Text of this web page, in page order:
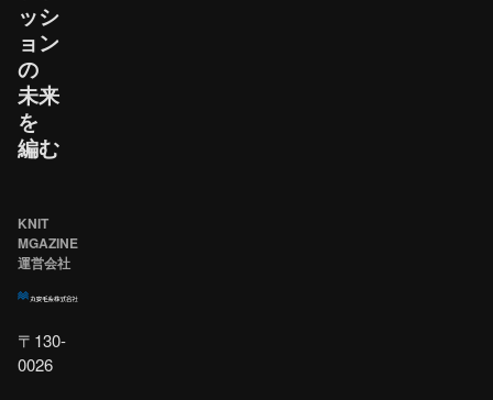
ッシ
ョン
の​
未来
を​
編む
KNIT
MGAZINE
運営会社
〒130-
0026